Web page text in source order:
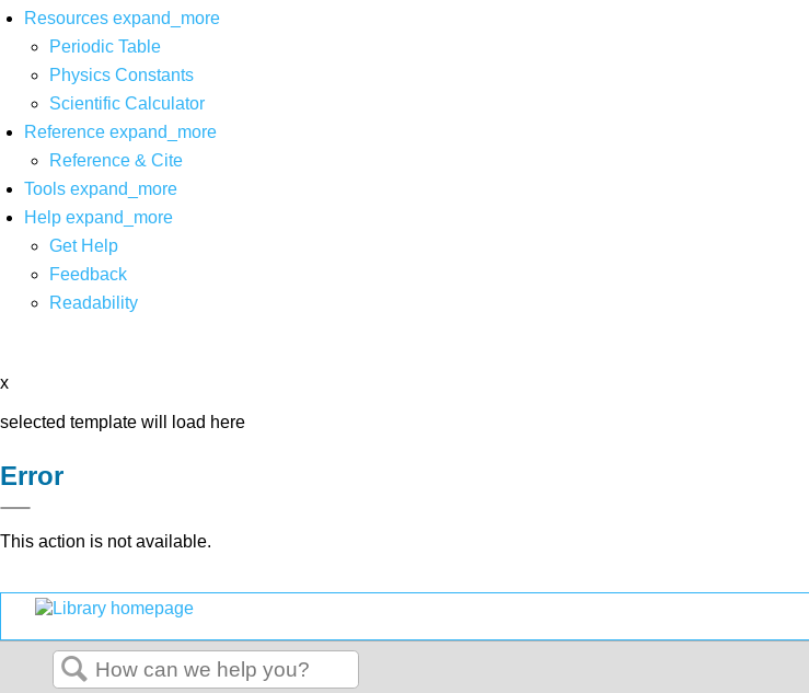
Resources expand_more
Periodic Table
Physics Constants
Scientific Calculator
Reference expand_more
Reference & Cite
Tools expand_more
Help expand_more
Get Help
Feedback
Readability
x
selected template will load here
Error
This action is not available.